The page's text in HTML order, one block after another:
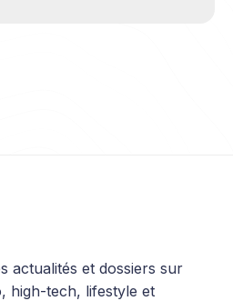
embouteillages
actualités et dossiers sur
high-tech, lifestyle et